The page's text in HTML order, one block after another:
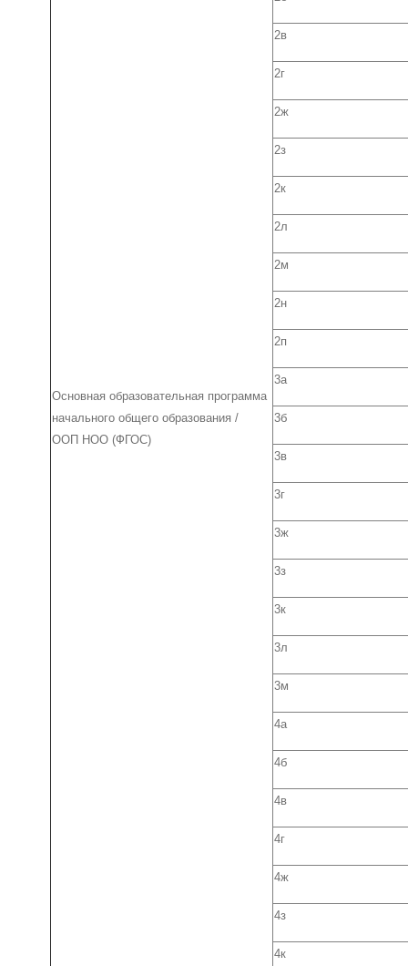
Основная образовательная программа
начального общего образования /
ООП НОО (ФГОС)
2в
2г
2ж
2з
2к
2л
2м
2н
2п
3а
3б
3в
3г
3ж
3з
3к
3л
3м
4а
4б
4в
4г
4ж
4з
4к